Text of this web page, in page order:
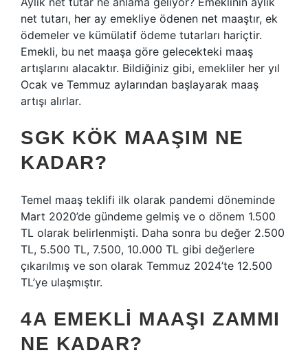
net tutarı, her ay emekliye ödenen net maaştır, ek
ödemeler ve kümülatif ödeme tutarları hariçtir.
Emekli, bu net maaşa göre gelecekteki maaş
artışlarını alacaktır. Bildiğiniz gibi, emekliler her yıl
Ocak ve Temmuz aylarından başlayarak maaş
artışı alırlar.
SGK KÖK MAAŞIM NE
KADAR?
Temel maaş teklifi ilk olarak pandemi döneminde
Mart 2020’de gündeme gelmiş ve o dönem 1.500
TL olarak belirlenmişti. Daha sonra bu değer 2.500
TL, 5.500 TL, 7.500, 10.000 TL gibi değerlere
çıkarılmış ve son olarak Temmuz 2024’te 12.500
TL’ye ulaşmıştır.
4A EMEKLI MAAŞI ZAMMI
NE KADAR?